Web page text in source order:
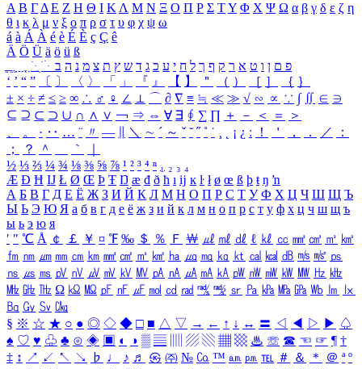
Α Β ΓΔ Ε Ζ Η Θ Ι ΚΛ Μ Ν Ξ Ο Π Ρ Σ ΤΥ Φ Χ Ψ Ω α β γ δ ε ζ η
θ ι κ λ μ ν ξ ο π ρ σ τ υ φ χ ψ ω
á à Á À é è É È ç Ç ê
Ä Ö Ü ä ö ü ß
ִֶֹ ֻּ ׁׂ פ ם ן ו ט א ר ק ף ך ל ח י ע כ ג ד ש ץ ת צ מ נ ה ב
‘ ’ “ ” 〔 〕 〈 〉 「 」 『 』 【 】 ＂ （ ） ［ ］ ｛ ｝
± × ÷ ≠ ≤ ≥ ∞ ∴ ♂ ♀ ∠ ⊥ ⌒ ∂ ∇ ≡ ≒ ≪ ≫ √ ∽ ∝ ∵ ∫ ∬ ∈ ∋
⊆ ⊇ ⊂ ⊃ ∪ ∩ ∧ ∨ ￢ ⇒ ⇔ ∀ ∃ ∮ ∑ ∏ ＋ － ＜ ＝
＞
、
。 · ‥ … ¨ 〃 ― ＼ ∼ ´ ～ ˇ ˘ ˝ ˚ ˙ ¸ ¡ ¿ ː ！ ＇ ， ． ／
：
；
？ ＾ ｀
½ ⅓ ⅔ ¼ ¾ ⅛ ⅜ ⅝ ⅞ ¹ ² ³ ⁴ ⁿ ₁ ₂ ₃ ₄
Æ Ð Ħ Ĳ Ł Ø Œ Þ Ŧ Ŋ æ đ ð ħ ı ĳ ĸ ŀ ł ø œ ß þ ŧ ŋ ŉ
А Б В Г Д Е Ё Ж З И Й К Л М Н О П Р С Т У Ф Х Ц Ч Ш Щ Ъ
Ы Ь Э Ю Я а б в г д е ё ж з и й к л м н о п р с т у ф х ц ч ш щ ъ
ы ь э ю я
′ ″ ℃ Å ￠ ￡ ￥ ¤ ℉ ‰ ＄ ％ Ｆ ￦ ㎕ ㎖ ㎗ ℓ ㎘ ㏄ ㎣ ㎤ ㎥ ㎦
㎙ ㎚ ㎛ ㎜ ㎝ ㎞ ㎟ ㎠ ㎡ ㎢ ㏊ ㎍ ㎎ ㎏ ㏏ ㎈ ㎉ ㏈ ㎧ ㎨ ㎰
㎱ ㎲ ㎳ ㎴ ㎵ ㎶ ㎷ ㎸ ㎹ ㎀ ㎁ ㎂ ㎃ ㎄ ㎺ ㎻ ㎽ ㎾ ㎿ ㎐ ㎑
㎒ ㎓ ㎔ Ω ㏀ ㏁ ㎊ ㎋ ㎌ ㏖ ㏅ ㎭ ㎮ ㎯ ㏛ ㎩ ㎪ ㎫ ㎬ ㏝ ㏐
㏓
㏃ ㏉ ㏜ ㏆
§ ※ ☆ ★ ○ ● ◎ ◇ ◆ □ ■ △ ▽ → ← ↑ ↓ ↔ 〓 ◁ ◀ ▷ ▶ ♤
♠ ♡ ♥ ♧ ♣ ⊙ ◈ ▣ ◐ ◑ ▒ ▤ ▨ ▧ ▦ ▩ ♨ ☏ ☎ ☜ ☞ ¶ †
‡ ↕ ↗ ↙ ↖ ↘ ♭ ♩ ♪ ♬ ㉿ ㈜ № ㏇ ™ ㏂ ㏘ ℡ ＃ ＆ ＊ ＠ ª º